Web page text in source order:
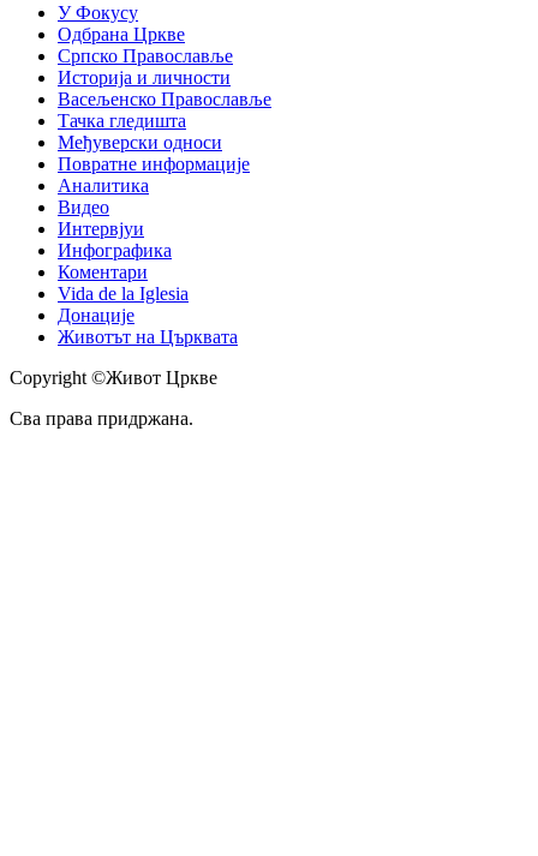
У Фокусу
Одбрана Цркве
Српско Православље
Историја и личности
Васељенско Православље
Тачка гледишта
Међуверски односи
Повратне информације
Аналитика
Видео
Интервјуи
Инфографика
Коментари
Vida de la Iglesia
Донације
Животът на Църквата
Copyright ©Живот Цркве
Сва права придржана.